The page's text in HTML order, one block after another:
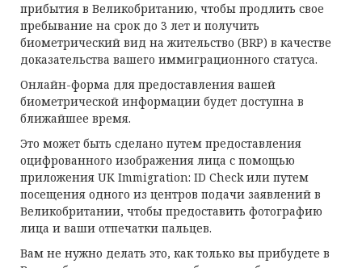
прибытия в Великобританию, чтобы продлить свое
пребывание на срок до 3 лет и получить
биометрический вид на жительство (BRP) в качестве
доказательства вашего иммиграционного статуса.
Онлайн-форма для предоставления вашей
биометрической информации будет доступна в
ближайшее время.
Это может быть сделано путем предоставления
оцифрованного изображения лица с помощью
приложения UK Immigration: ID Check или путем
посещения одного из центров подачи заявлений в
Великобритании, чтобы предоставить фотографию
лица и ваши отпечатки пальцев.
Вам не нужно делать это, как только вы прибудете в